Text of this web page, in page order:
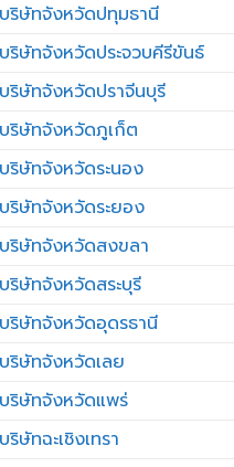
ริษัทจังหวัดปทุมธานี
ริษัทจังหวัดประจวบคีรีขันธ์
ริษัทจังหวัดปราจีนบุรี
ริษัทจังหวัดภูเก็ต
ริษัทจังหวัดระนอง
ริษัทจังหวัดระยอง
ริษัทจังหวัดสงขลา
ริษัทจังหวัดสระบุรี
ริษัทจังหวัดอุดรธานี
ริษัทจังหวัดเลย
ริษัทจังหวัดแพร่
ษัทฉะเชิงเทรา